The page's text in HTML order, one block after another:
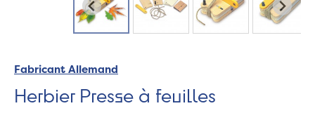
Fabricant Allemand
Herbier Presse à feuilles